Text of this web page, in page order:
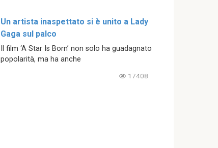
Un artista inaspettato si è unito a Lady
Gaga sul palco
Il film ‘A Star Is Born’ non solo ha guadagnato
popolarità, ma ha anche
17408